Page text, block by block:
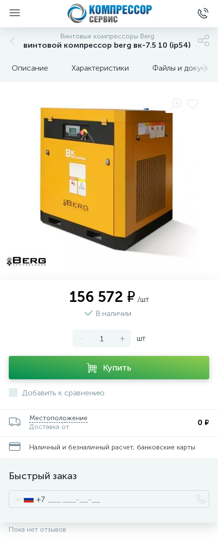
Винтовые компрессоры Berg
винтовой компрессор berg вк-7.5 10 (ip54)
Описание Характеристики Файлы и
156 572 ₽ /шт
В наличии
- + шт
Купить
Добавить к сравнению
Местоположение
Доставка от
0 ₽
Наличный и безналичный расчет, банковские карты
Быстрый заказ
+7
Пока нет отзывов